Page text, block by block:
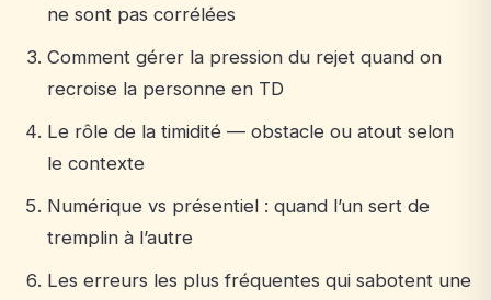
ne sont pas corrélées
Comment gérer la pression du rejet quand on
recroise la personne en TD
Le rôle de la timidité — obstacle ou atout selon
le contexte
Numérique vs présentiel : quand l’un sert de
tremplin à l’autre
Les erreurs les plus fréquentes qui sabotent une